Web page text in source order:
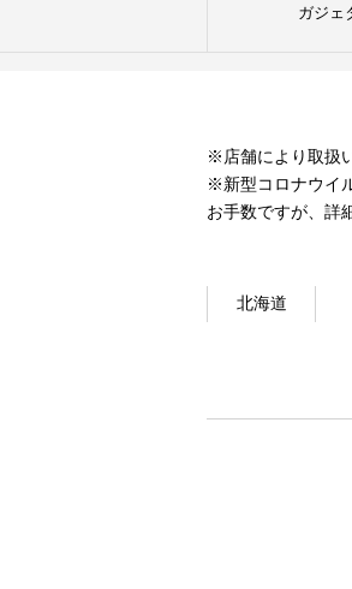
ガジェ
※店舗により取扱
※新型コロナウイ
お手数ですが、詳
北海道